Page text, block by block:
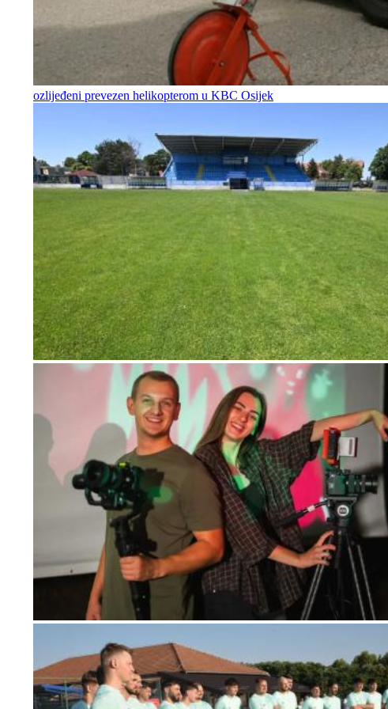
ozlijeđeni prevezen helikopterom u KBC Osijek